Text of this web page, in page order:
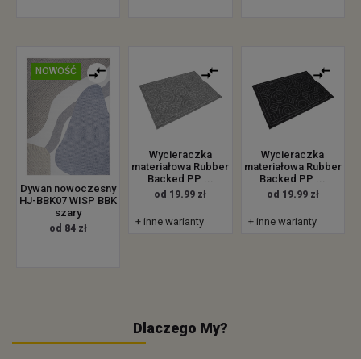
NOWOŚĆ
Dywan nowoczesny
HJ-BBK07 WISP BBK
szary
od 84 zł
Wycieraczka
materiałowa Rubber
Backed PP ...
od 19.99 zł
+ inne warianty
Wycieraczka
materiałowa Rubber
Backed PP ...
od 19.99 zł
+ inne warianty
Dlaczego My?